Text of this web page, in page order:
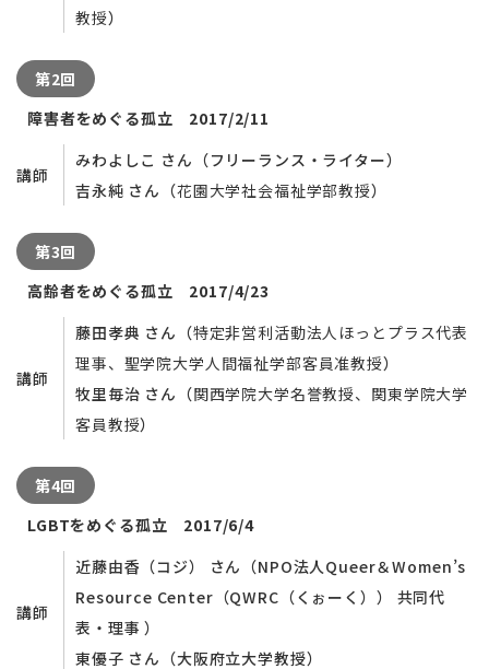
教授）
第2回
障害者をめぐる孤立 2017/2/11
講師
みわよしこ さん（フリーランス・ライター）
吉永純 さん（花園大学社会福祉学部教授）
第3回
高齢者をめぐる孤立 2017/4/23
講師
藤田孝典 さん（特定非営利活動法人ほっとプラス代表
理事、聖学院大学人間福祉学部客員准教授）
牧里毎治 さん（関西学院大学名誉教授、関東学院大学
客員教授）
第4回
LGBTをめぐる孤立 2017/6/4
講師
近藤由香（コジ） さん（NPO法人Queer＆Women’s
Resource Center（QWRC（くぉーく）） 共同代
表・理事 ）
東優子 さん（大阪府立大学教授）